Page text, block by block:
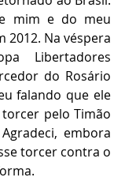
mim e do meu
2012. Na véspera
Libertadores
do Rosário
falando que ele
pelo Timão
embora
torcer contra o